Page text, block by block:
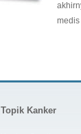
Topik Kanker